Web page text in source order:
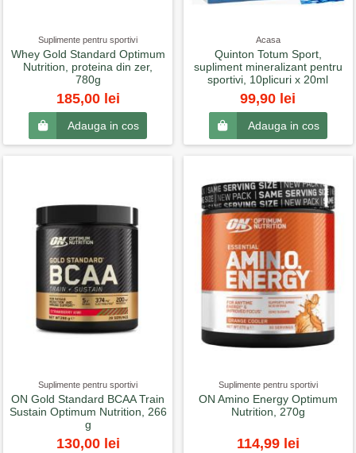
Suplimente pentru sportivi
Whey Gold Standard Optimum
Nutrition, proteina din zer,
780g
185,00 lei
Adauga in cos
Acasa
Quinton Totum Sport,
supliment mineralizant pentru
sportivi, 10plicuri x 20ml
99,90 lei
Adauga in cos
Suplimente pentru sportivi
ON Gold Standard BCAA Train
Sustain Optimum Nutrition, 266
g
130,00 lei
Suplimente pentru sportivi
ON Amino Energy Optimum
Nutrition, 270g
114,99 lei